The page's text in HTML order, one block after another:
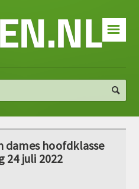
☰
dames hoofdklasse
24 juli 2022